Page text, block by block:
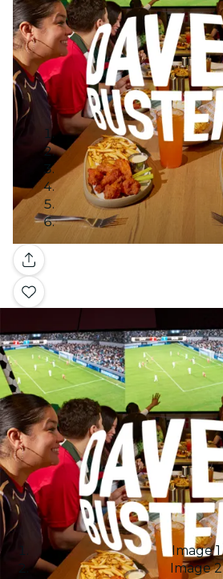
Galería
Image 1
Image 2